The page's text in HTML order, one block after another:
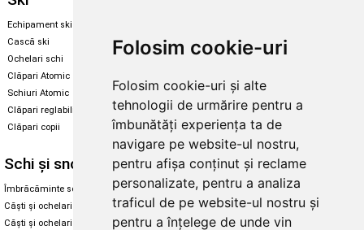
Folosim cookie-uri
Folosim cookie-uri și alte
tehnologii de urmărire pentru a
îmbunătăți experiența ta de
navigare pe website-ul nostru,
pentru afișa conținut și reclame
personalizate, pentru a analiza
traficul de pe website-ul nostru și
pentru a înțelege de unde vin
Echipament ski
Cască ski
Ochelari schi
Clăpari Atomic
Schiuri Atomic
Clăpari reglabili
Clăpari copii
Echipament snowboard
Legături Rome SDS
Skate & longboard
Enuff Skateboards
Schi și snowboard
Îmbrăcăminte schi și snowboard
Căști și ochelari de iarnă
Căști și ochelari Alpina
Diverse
Cum aleg rolele
Cum aleg ochelarii
Ochelari de soare Oakley